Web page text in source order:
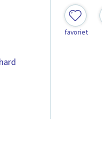
favoriet